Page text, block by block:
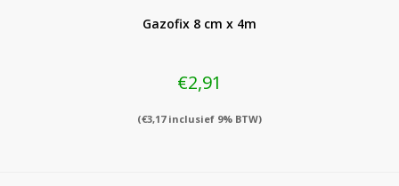
Gazofix 8 cm x 4m
€2,91
(€3,17inclusief 9% BTW)